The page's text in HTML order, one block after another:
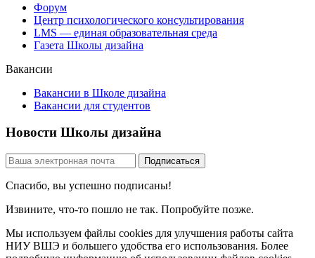
Форум
Центр психологического консультирования
LMS — единая образовательная среда
Газета Школы дизайна
Вакансии
Вакансии в Школе дизайна
Вакансии для студентов
Новости Школы дизайна
Спасибо, вы успешно подписаны!
Извините, что-то пошло не так. Попробуйте позже.
Мы используем файлы cookies для улучшения работы сайта
НИУ ВШЭ и большего удобства его использования. Более